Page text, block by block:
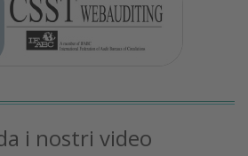
i nostri video